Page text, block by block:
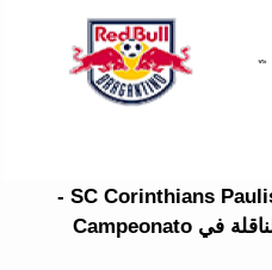
مباراة RB Bragantino ضد SC Corinthians Paulista -
الموعد 2026-08-10 والقنوات الناقلة في Campeonato